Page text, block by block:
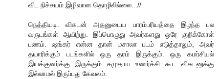
விட நிச்சயம் இழிவான தொழிலில்லை...//
நெத்தியடி. விகடன் அதனுடைய பாரம்பரியத்தை இழந்த பல
வருடங்கள் ஆயிற்று. இப்பொழுது அவர்களது ஒரே குறிக்கோள்
பணம். ஷங்கர் என்ன தான் மசாலா படம் எடுத்தாலும், அவர்
தயாரிக்கும் படங்களில் ஒரு தரம் இருக்கும். ஒரு கமர்சியல்
இயக்குனர்க்கு இருக்கும் சமுதாய உணர்ச்சி கூட விகடனுக்கு
இல்லாமல் இருப்பது கேவலம்.